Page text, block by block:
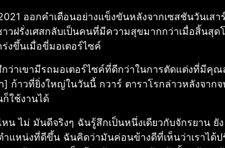
ออกคำเตือนอย่างแข็งขันหลังจากเซสชันวันเ
ฝรั่งเศสกลับเป็นคนที่มีความสุขมากกว่าเมื่อสิ้นสุ
งขึ้นเมื่อขี่มอเตอร์ไซค์
าเขามีรถมอเตอร์ไซค์ที่ดีกว่าในการตัดแต่งที่มีคุ
ำ] ก้าวที่ยิ่งใหญ่ในวันนี้ กวาร์ ตาราโรกล่าวหลังจ
ใช้งานได้
น ไม่ มันดีจริงๆ ฉันรู้สึกเป็นหนึ่งเดียวกับจักรยาน
แหน่งที่ดีขึ้น ฉันคิดว่ามันค่อนข้างดีที่เห็นว่าเราไ